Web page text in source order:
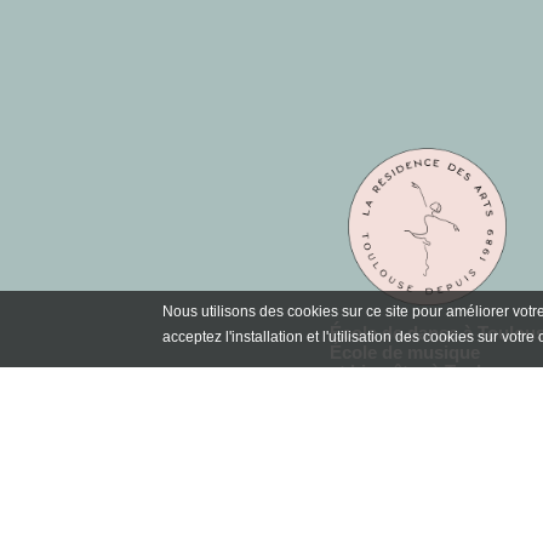
École de danse à
et bien-être à Toulouse
Nous utilisons des cookies sur ce site pour améliorer
acceptez l'installation et l'utilisation des cookies sur votre